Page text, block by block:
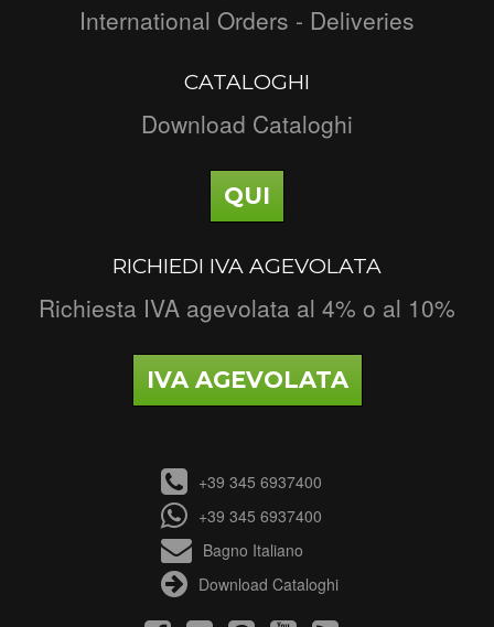
International Orders - Deliveries
CATALOGHI
Download Cataloghi
QUI
RICHIEDI IVA AGEVOLATA
Richiesta IVA agevolata al 4% o al 10%
IVA AGEVOLATA
+39 345 6937400
+39 345 6937400
Bagno Italiano
Download Cataloghi